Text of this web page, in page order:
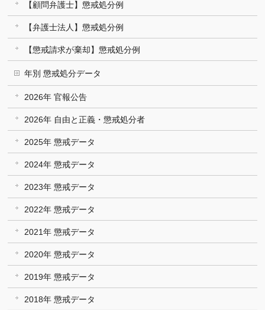
【顧問弁護士】懲戒処分例
【弁護士法人】懲戒処分例
【懲戒請求が棄却】懲戒処分例
年別 懲戒処分データ
2026年 官報公告
2026年 自由と正義・懲戒処分者
2025年 懲戒データ
2024年 懲戒データ
2023年 懲戒データ
2022年 懲戒データ
2021年 懲戒データ
2020年 懲戒データ
2019年 懲戒データ
2018年 懲戒データ